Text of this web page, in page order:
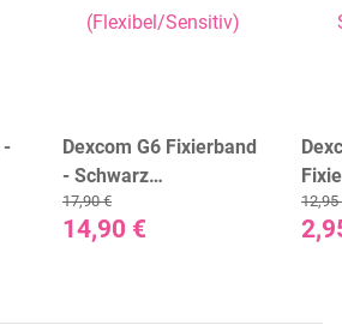
-
Dexcom G6 Fixierband
- Schwarz
(Flexibel/Sensitiv)
14,90 €
17,90 € 12,95